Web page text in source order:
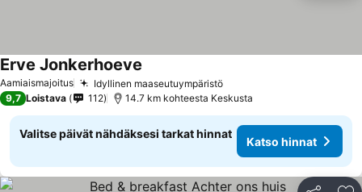
Aamiaismajoitus Idyllinen maaseutuympäristöKatso hinnat
Erve Jonkerhoeve
9,7 Loistava 112 14.7 km kohteesta Keskusta
Valitse päivät nähdäksesi tarkat hinnat
Katso hinnat